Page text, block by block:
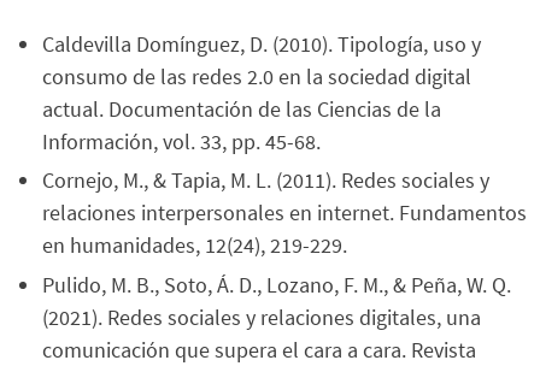
Caldevilla Domínguez, D. (2010). Tipología, uso y
consumo de las redes 2.0 en la sociedad digital
actual. Documentación de las Ciencias de la
Información, vol. 33, pp. 45-68.
Cornejo, M., & Tapia, M. L. (2011). Redes sociales y
relaciones interpersonales en internet. Fundamentos
en humanidades, 12(24), 219-229.
Pulido, M. B., Soto, Á. D., Lozano, F. M., & Peña, W. Q.
(2021). Redes sociales y relaciones digitales, una
comunicación que supera el cara a cara. Revista